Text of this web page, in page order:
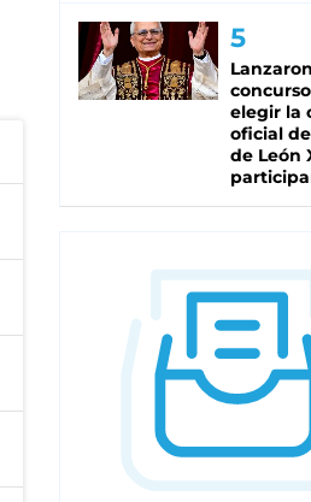
elegir la
oficial
de León